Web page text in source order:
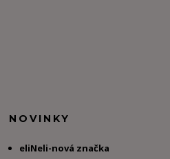
NOVINKY
eliNeli-nová značka